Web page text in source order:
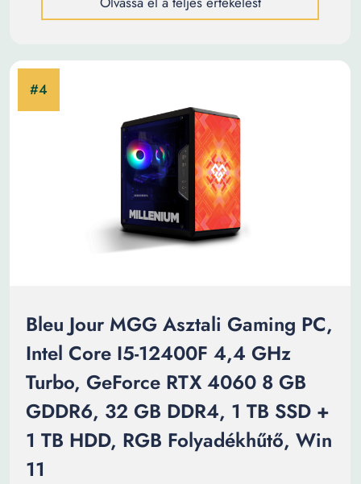
Bleu Jour MGG Asztali Gaming PC,
Intel Core I5-12400F 4,4 GHz
Turbo, GeForce RTX 4060 8 GB
GDDR6, 32 GB DDR4, 1 TB SSD +
1 TB HDD, RGB Folyadékhűtő, Win
11